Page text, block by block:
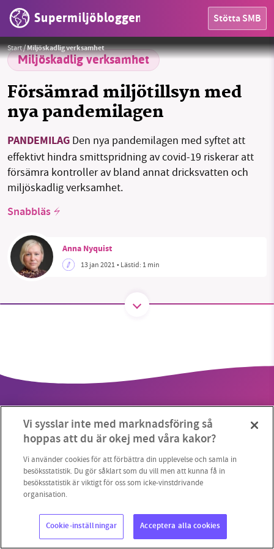
Supermiljöbloggen Stötta SMB
OMRÅDEN
MILJÖFAKTA
OM OSS
Sök Sparade inlägg Tipsa oss
Start/Miljöskadlig verksamhet
Miljöskadlig verksamhet
Försämrad miljötillsyn med
nya pandemilagen
PANDEMILAG Den nya pandemilagen med syftet att
effektivt hindra smittspridning av covid-19 riskerar att
försämra kontroller av bland annat dricksvatten och
miljöskadlig verksamhet.
Snabbläs
Anna Nyquist
13 jan 2021• Lästid: 1 min
ExplorerBob från Pixabay
Copyright 2023 © Supermiljöbloggen Cookieinställningar
nyhetsbevakning och granskningar. Nu vill vi
utveckla vårt arbete – och vi hoppas att du
vill hjälpa oss.
Stötta vårt arbete genom att swisha en slant till
1231368703
Läs vad vi vill göra
Vi sysslar inte med marknadsföring så
hoppas att du är okej med våra kakor?
Vi använder cookies för att förbättra din upplevelse och samla in
besöksstatistik. Du gör såklart som du vill men att kunna få in
besöksstatistik är viktigt för oss som icke-vinstdrivande
organisation.
Cookie-inställningar Acceptera alla cookies